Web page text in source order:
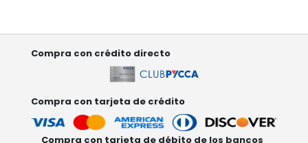
Compra con crédito directo
Compra con tarjeta de crédito
Compra con tarjeta de débito de los bancos